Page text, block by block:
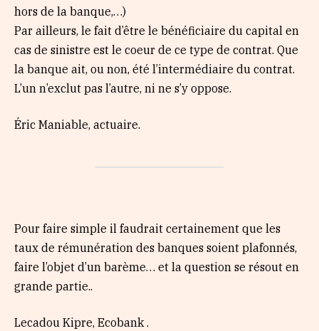
hors de la banque,…)
Par ailleurs, le fait d’être le bénéficiaire du capital en
cas de sinistre est le coeur de ce type de contrat. Que
la banque ait, ou non, été l’intermédiaire du contrat.
L’un n’exclut pas l’autre, ni ne s’y oppose.
Éric Maniable, actuaire.
Pour faire simple il faudrait certainement que les
taux de rémunération des banques soient plafonnés,
faire l’objet d’un barème… et la question se résout en
grande partie..
Lecadou Kipre, Ecobank .